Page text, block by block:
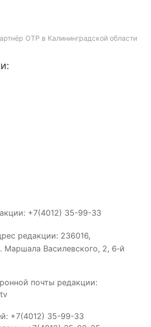
ОТР в Калининградской области
+7(4012) 35-99-33
редакции: 236016,
Маршала Василевского, 2, 6‑й
почты редакции:
+7(4012) 35-99-33